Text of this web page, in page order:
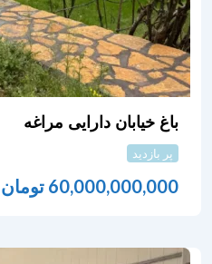
باغ خیابان دارایی مراغه
پر بازدید
60,000,000,000 تومان